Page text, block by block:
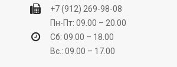
+7 (912) 269-98-08
Пн-Пт: 09.00 – 20.00
Сб: 09.00 – 18.00
Вс.: 09.00 – 17.00